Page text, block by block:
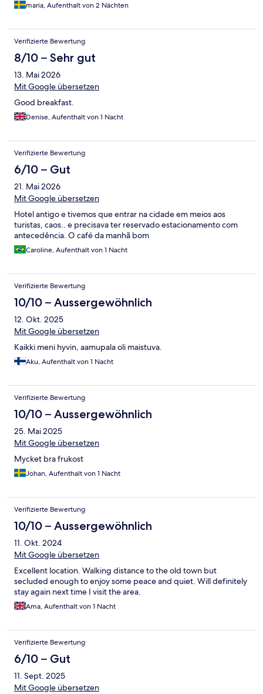
maria, Aufenthalt von 2 Nächten
Verifizierte Bewertung
8/10 – Sehr gut
13. Mai 2026
Mit Google übersetzen
Good breakfast.
Denise, Aufenthalt von 1 Nacht
Verifizierte Bewertung
6/10 – Gut
21. Mai 2026
Mit Google übersetzen
Hotel antigo e tivemos que entrar na cidade em meios aos
turistas, caos.. e precisava ter reservado estacionamento com
antecedência. O café da manhã bom
Caroline, Aufenthalt von 1 Nacht
Verifizierte Bewertung
10/10 – Aussergewöhnlich
12. Okt. 2025
Mit Google übersetzen
Kaikki meni hyvin, aamupala oli maistuva.
Aku, Aufenthalt von 1 Nacht
Verifizierte Bewertung
10/10 – Aussergewöhnlich
25. Mai 2025
Mit Google übersetzen
Mycket bra frukost
Johan, Aufenthalt von 1 Nacht
Verifizierte Bewertung
10/10 – Aussergewöhnlich
11. Okt. 2024
Mit Google übersetzen
Excellent location. Walking distance to the old town but
secluded enough to enjoy some peace and quiet. Will definitely
stay again next time I visit the area.
Ama, Aufenthalt von 1 Nacht
Verifizierte Bewertung
6/10 – Gut
11. Sept. 2025
Mit Google übersetzen